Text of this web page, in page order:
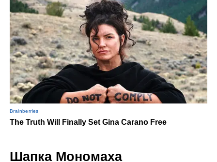
Шапка Мономаха